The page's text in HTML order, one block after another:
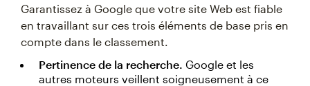
Garantissez à Google que votre site Web est fiable
en travaillant sur ces trois éléments de base pris en
compte dans le classement.
Pertinence de la recherche. Google et les
autres moteurs veillent soigneusement à ce